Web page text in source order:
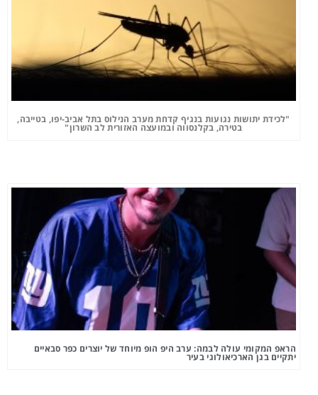
"לכידת יתושות נגועות בנגיף קדחת מערב הנילוס בתל אביב-יפו, בטייבה,
בטירה, בקלנסווה ובמועצה האזורית לב השרון"
הראפ המקומי עולה לבמה: ערב היפ הופ מיוחד של יוצרים כפר סבאיים
יתקיים בגן הארכיאולוגי בעיר